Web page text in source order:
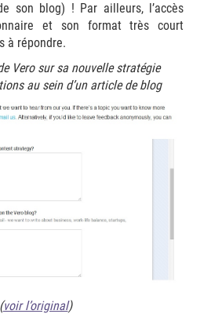
son blog) ! Par ailleurs, l’accès
et son format très court
à répondre.
Vero sur sa nouvelle stratégie
au sein d’un article de blog
(voir l’original)